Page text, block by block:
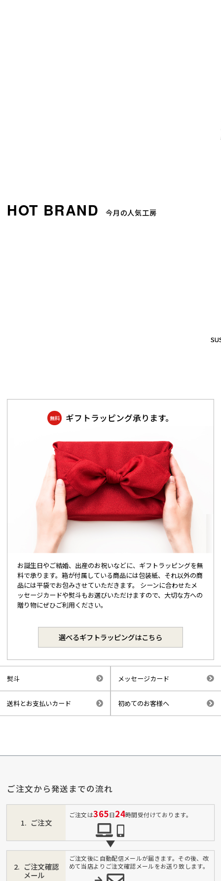
今月の人気工房
無料 ギフトラッピング承ります。
お誕生日やご結婚、出産のお祝いなどに、ギフトラッピングを無
料で承ります。箱が付属している商品には包装紙、それ以外の商
品には平袋でお包みさせていただきます。 シーンに合わせたメ
ッセージカードや熨斗もお選びいただけますので、大切な方への
贈り物にぜひご利用ください。
選べるギフトラッピングはこちら
熨斗 メッセージカード
送料とお支払いカード 初めてのお客様へ
ご注文から発送までの流れ
ご注文
ご注文は365日24時間受付けております。
ご注文確認
メール
ご注文後に自動配信メールが届きます。その後、改
めて当店よりご注文確認メールをお送り致します。